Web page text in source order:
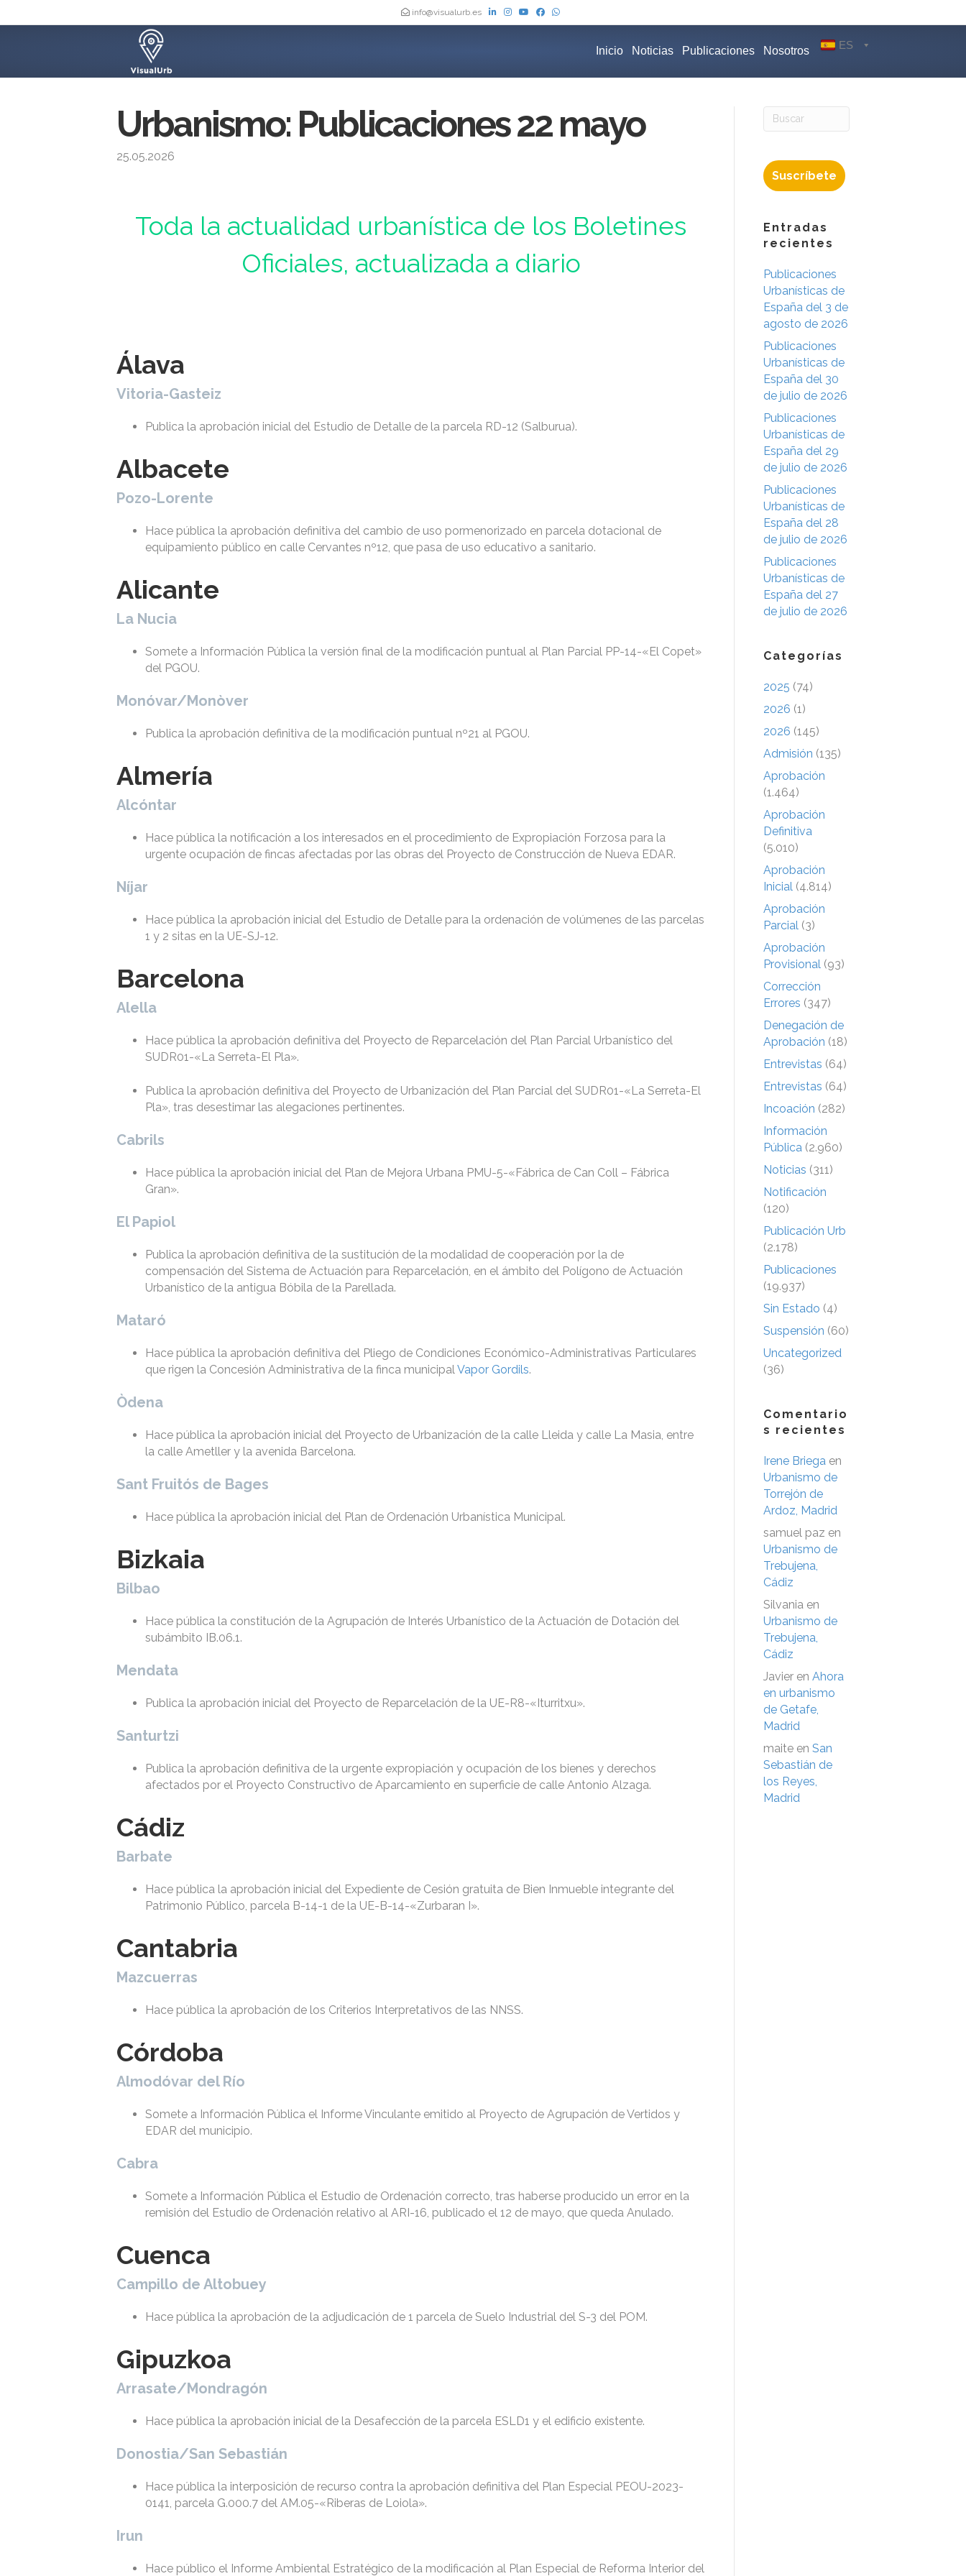
info@visualurb.es
Inicio Noticias Publicaciones Nosotros ES
Urbanismo: Publicaciones 22 mayo
25.05.2026
Toda la actualidad urbanística de los Boletines
Oficiales, actualizada a diario
Álava
Vitoria-Gasteiz
Publica la aprobación inicial del Estudio de Detalle de la parcela RD-12 (Salburua).
Albacete
Pozo-Lorente
Hace pública la aprobación definitiva del cambio de uso pormenorizado en parcela dotacional de
equipamiento público en calle Cervantes nº12, que pasa de uso educativo a sanitario.
Alicante
La Nucia
Somete a Información Pública la versión final de la modificación puntual al Plan Parcial PP-14-«El Copet»
del PGOU.
Monóvar/Monòver
Publica la aprobación definitiva de la modificación puntual nº21 al PGOU.
Almería
Alcóntar
Hace pública la notificación a los interesados en el procedimiento de Expropiación Forzosa para la
urgente ocupación de fincas afectadas por las obras del Proyecto de Construcción de Nueva EDAR.
Níjar
Hace pública la aprobación inicial del Estudio de Detalle para la ordenación de volúmenes de las parcelas
1 y 2 sitas en la UE-SJ-12.
Barcelona
Alella
Hace pública la aprobación definitiva del Proyecto de Reparcelación del Plan Parcial Urbanístico del
SUDR01-«La Serreta-El Pla».
Publica la aprobación definitiva del Proyecto de Urbanización del Plan Parcial del SUDR01-«La Serreta-El
Pla», tras desestimar las alegaciones pertinentes.
Cabrils
Hace pública la aprobación inicial del Plan de Mejora Urbana PMU-5-«Fábrica de Can Coll – Fábrica
Gran».
El Papiol
Publica la aprobación definitiva de la sustitución de la modalidad de cooperación por la de
compensación del Sistema de Actuación para Reparcelación, en el ámbito del Polígono de Actuación
Urbanístico de la antigua Bóbila de la Parellada.
Mataró
Hace pública la aprobación definitiva del Pliego de Condiciones Económico-Administrativas Particulares
que rigen la Concesión Administrativa de la finca municipalVapor Gordils.
Òdena
Hace pública la aprobación inicial del Proyecto de Urbanización de la calle Lleida y calle La Masia, entre
la calle Ametller y la avenida Barcelona.
Sant Fruitós de Bages
Hace pública la aprobación inicial del Plan de Ordenación Urbanística Municipal.
Bizkaia
Bilbao
Hace pública la constitución de la Agrupación de Interés Urbanístico de la Actuación de Dotación del
subámbito IB.06.1.
Mendata
Publica la aprobación inicial del Proyecto de Reparcelación de la UE-R8-«Iturritxu».
Santurtzi
Publica la aprobación definitiva de la urgente expropiación y ocupación de los bienes y derechos
afectados por el Proyecto Constructivo de Aparcamiento en superficie de calle Antonio Alzaga.
Cádiz
Barbate
Hace pública la aprobación inicial del Expediente de Cesión gratuita de Bien Inmueble integrante del
Patrimonio Público, parcela B-14-1 de la UE-B-14-«Zurbaran I».
Cantabria
Mazcuerras
Hace pública la aprobación de los Criterios Interpretativos de las NNSS.
Córdoba
Almodóvar del Río
Somete a Información Pública el Informe Vinculante emitido al Proyecto de Agrupación de Vertidos y
EDAR del municipio.
Cabra
Somete a Información Pública el Estudio de Ordenación correcto, tras haberse producido un error en la
remisión del Estudio de Ordenación relativo al ARI-16, publicado el 12 de mayo, que queda Anulado.
Cuenca
Campillo de Altobuey
Hace pública la aprobación de la adjudicación de 1 parcela de Suelo Industrial del S-3 del POM.
Gipuzkoa
Arrasate/Mondragón
Hace pública la aprobación inicial de la Desafección de la parcela ESLD1 y el edificio existente.
Donostia/San Sebastián
Hace pública la interposición de recurso contra la aprobación definitiva del Plan Especial PEOU-2023-
0141, parcela G.000.7 del AM.05-«Riberas de Loiola».
Irun
Hace público el Informe Ambiental Estratégico de la modificación al Plan Especial de Reforma Interior del
Suscríbete
Entradas
recientes
Publicaciones
Urbanísticas de
España del 3 de
agosto de 2026
Publicaciones
Urbanísticas de
España del 30
de julio de 2026
Publicaciones
Urbanísticas de
España del 29
de julio de 2026
Publicaciones
Urbanísticas de
España del 28
de julio de 2026
Publicaciones
Urbanísticas de
España del 27
de julio de 2026
Categorías
2025 (74)
2026 (1)
2026 (145)
Admisión (135)
Aprobación
(1.464)
Aprobación
Definitiva
(5.010)
Aprobación
Inicial (4.814)
Aprobación
Parcial (3)
Aprobación
Provisional (93)
Corrección
Errores (347)
Denegación de
Aprobación (18)
Entrevistas (64)
Entrevistas (64)
Incoación (282)
Información
Pública (2.960)
Noticias (311)
Notificación
(120)
Publicación Urb
(2.178)
Publicaciones
(19.937)
Sin Estado (4)
Suspensión (60)
Uncategorized
(36)
Comentario
s recientes
Irene Briega en
Urbanismo de
Torrejón de
Ardoz, Madrid
samuel paz en
Urbanismo de
Trebujena,
Cádiz
Silvania en
Urbanismo de
Trebujena,
Cádiz
Javier en Ahora
en urbanismo
de Getafe,
Madrid
maite en San
Sebastián de
los Reyes,
Madrid